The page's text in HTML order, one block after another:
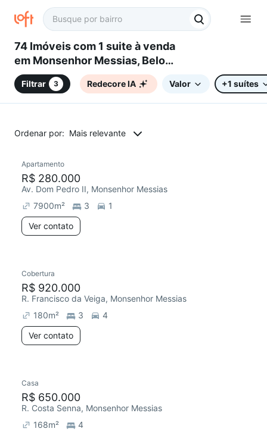
74 Imóveis com 1 suite à venda
em Monsenhor Messias, Belo
Horizonte, MG
Filtrar 3 Redecore IA Valor +1 suítes
Ordenar por: Mais relevante
Redecorar
Apartamento
R$ 280.000
Av. Dom Pedro II, Monsenhor Messias
7900m² 3
1
Ver contato
Redecorar
Cobertura
R$ 920.000
R. Francisco da Veiga, Monsenhor Messias
180m² 3
4
Ver contato
Casa
R$ 650.000
R. Costa Senna, Monsenhor Messias
168m²
4